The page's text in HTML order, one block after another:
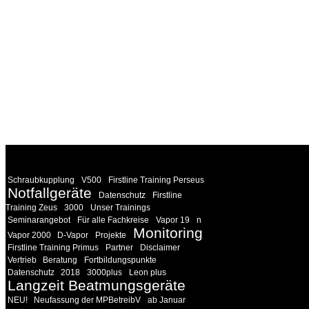
Schraubkupplung V500 Firstline Training Perseus
Notfallgeräte Datenschutz
Firstline
Training Zeus
3000
Unser Trainings
Seminarangebot
Für alle Fachkreise Vapor 19
n
Vapor 2000
D-Vapor Projekte Monitoring
Firstline Training Primus Partner
Disclaimer
Vertrieb
Beratung
Fortbildungspunkte
Datenschutz
2018 3000plus Leon plus
Langzeit Beatmungsgeräte
NEU! Neufassung der MPBetreibV
ab Januar